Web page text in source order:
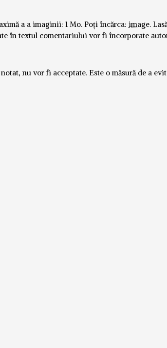
a a imaginii: 1 Mo. Poți încărca: image.
în textul comentariului vor fi încorporate
nu vor fi acceptate. Este o măsură de a